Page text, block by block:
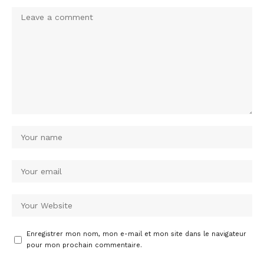
Enregistrer mon nom, mon e-mail et mon site dans le navigateur
pour mon prochain commentaire.